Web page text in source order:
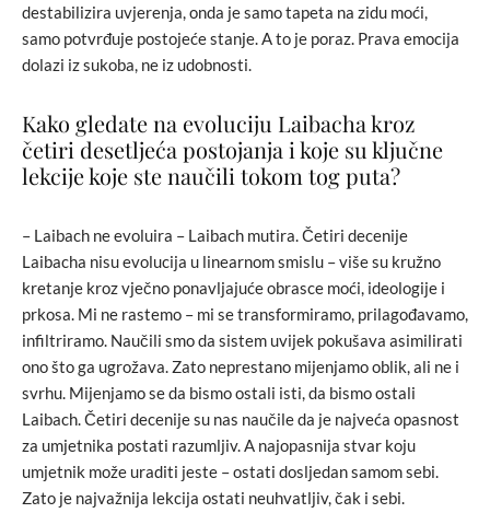
destabilizira uvjerenja, onda je samo tapeta na zidu moći,
samo potvrđuje postojeće stanje. A to je poraz. Prava emocija
dolazi iz sukoba, ne iz udobnosti.
Kako gledate na evoluciju Laibacha kroz
četiri desetljeća postojanja i koje su ključne
lekcije koje ste naučili tokom tog puta?
– Laibach ne evoluira – Laibach mutira. Četiri decenije
Laibacha nisu evolucija u linearnom smislu – više su kružno
kretanje kroz vječno ponavljajuće obrasce moći, ideologije i
prkosa. Mi ne rastemo – mi se transformiramo, prilagođavamo,
infiltriramo. Naučili smo da sistem uvijek pokušava asimilirati
ono što ga ugrožava. Zato neprestano mijenjamo oblik, ali ne i
svrhu. Mijenjamo se da bismo ostali isti, da bismo ostali
Laibach. Četiri decenije su nas naučile da je najveća opasnost
za umjetnika postati razumljiv. A najopasnija stvar koju
umjetnik može uraditi jeste – ostati dosljedan samom sebi.
Zato je najvažnija lekcija ostati neuhvatljiv, čak i sebi.